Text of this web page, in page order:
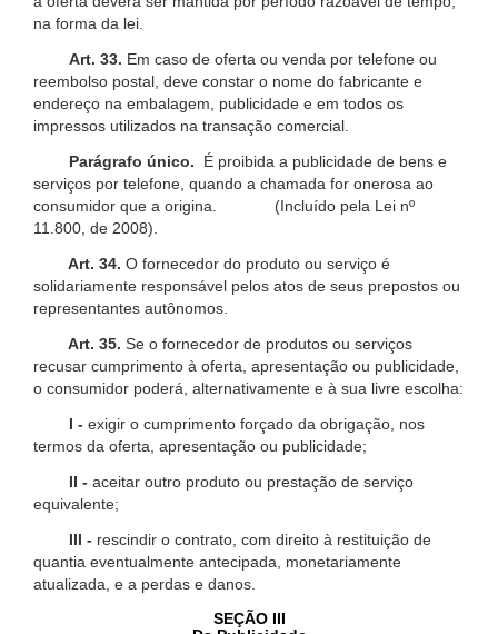
na forma da lei.
Art. 33. Em caso de oferta ou venda por telefone ou
reembolso postal, deve constar o nome do fabricante e
endereço na embalagem, publicidade e em todos os
impressos utilizados na transação comercial.
Parágrafo único.
É proibida a publicidade de bens e
serviços por telefone, quando a chamada for onerosa ao
consumidor que a origina. (Incluído pela Lei nº
11.800, de 2008).
Art. 34. O fornecedor do produto ou serviço é
solidariamente responsável pelos atos de seus prepostos ou
representantes autônomos.
Art. 35. Se o fornecedor de produtos ou serviços
recusar cumprimento à oferta, apresentação ou publicidade,
o consumidor poderá, alternativamente e à sua livre escolha:
I - exigir o cumprimento forçado da obrigação, nos
termos da oferta, apresentação ou publicidade;
II - aceitar outro produto ou prestação de serviço
equivalente;
III - rescindir o contrato, com direito à restituição de
quantia eventualmente antecipada, monetariamente
atualizada, e a perdas e danos.
SEÇÃO III